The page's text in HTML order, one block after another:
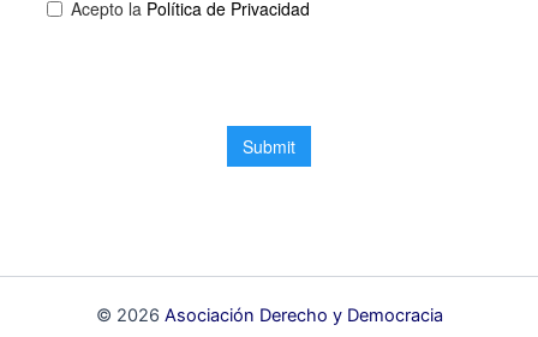
© 2026 Asociación Derecho y Democracia